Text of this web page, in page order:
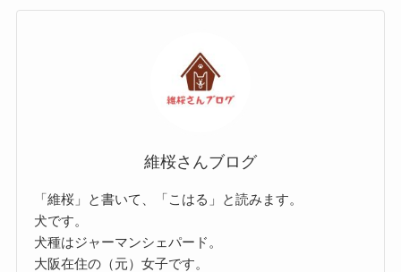
維桜さんブログ
「維桜」と書いて、「こはる」と読みます。
犬です。
犬種はジャーマンシェパード。
大阪在住の（元）女子です。